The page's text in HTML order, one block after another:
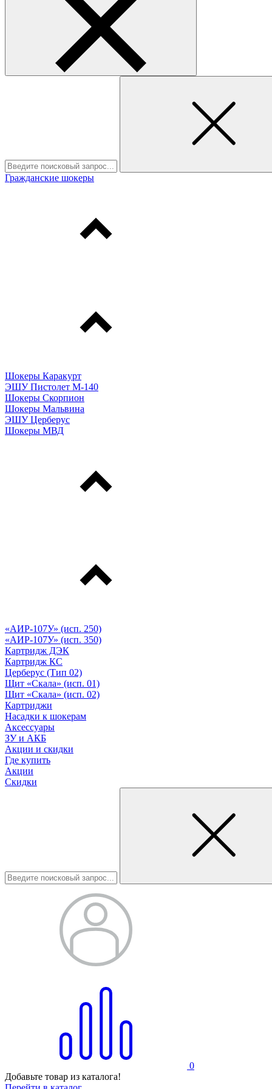
Гражданские шокеры
Шокеры Каракурт
ЭШУ Пистолет М-140
Шокеры Скорпион
Шокеры Мальвина
ЭШУ Церберус
Шокеры МВД
«АИР-107У» (исп. 250)
«АИР-107У» (исп. 350)
Картридж ДЭК
Картридж КС
Церберус (Тип 02)
Щит «Скала» (исп. 01)
Щит «Скала» (исп. 02)
Картриджи
Насадки к шокерам
Аксессуары
ЗУ и АКБ
Акции и скидки
Где купить
Акции
Скидки
0
Добавьте товар из каталога!